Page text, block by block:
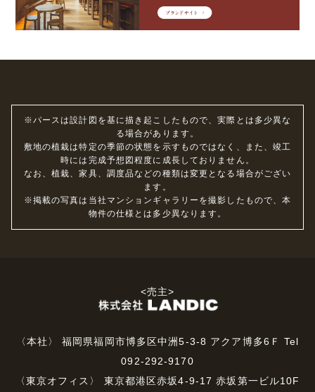
※パースは設計図を基に描き起こしたもので、実際とは多少異な
る場合があります。
敷地の植栽は特定の季節の状態を示すものではなく、また、竣工
時には完成予想図程度に成長しておりません。
なお、植栽、家具、調度品などの種類は変更となる場合がござい
ます。
※掲載の写真は当社マンションギャラリーを撮影したもので、本
物件の仕様とは多少異なります。
<売主>
〈本社〉 福岡県福岡市博多区中洲5-3-8 アクア博多6Ｆ Tel
092-292-9170
〈東京オフィス〉 東京都港区赤坂4-9-17 赤坂第一ビル10F